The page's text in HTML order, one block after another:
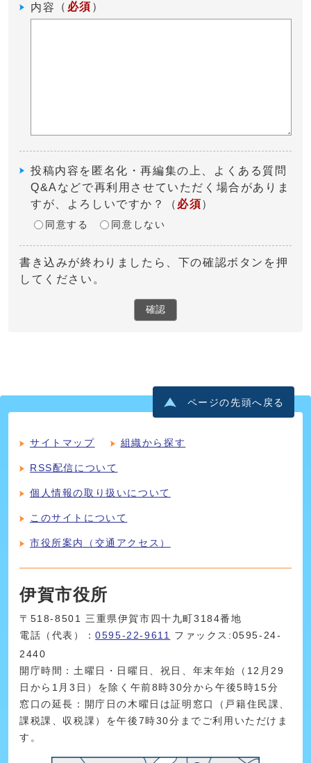
内容 （ 必須 ）
投稿内容を匿名化・再編集の上、よくある質問
Q&Aなどで再利用させていただく場合がありま
すが、よろしいですか？
（ 必須）
同意する 同意しない
書き込みが終わりましたら、下の確認ボタンを押
してください。
確認
ページの先頭へ戻る
サイトマップ 組織から探す
RSS配信について
個人情報の取り扱いについて
このサイトについて
市役所案内（交通アクセス）
伊賀市役所
〒518-8501 三重県伊賀市四十九町3184番地
電話（代表）：0595-22-9611 ファックス:0595-24-
2440
開庁時間：土曜日・日曜日、祝日、年末年始（12月29
日から1月3日）を除く午前8時30分から午後5時15分
窓口の延長：開庁日の木曜日は証明窓口（戸籍住民課、
課税課、収税課）を午後7時30分までご利用いただけま
す。